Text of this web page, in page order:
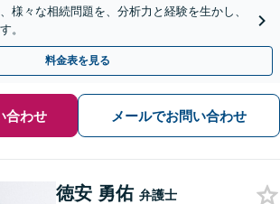
様々な相続問題を、分析力と経験を生かし、
。
料金表を見る
合わせ メールでお問い合わせ
徳安 勇佑 弁護士